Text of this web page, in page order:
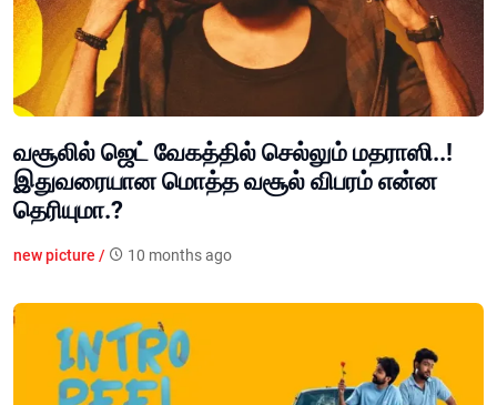
வசூலில் ஜெட் வேகத்தில் செல்லும் மதராஸி..!
இதுவரையான மொத்த வசூல் விபரம் என்ன
தெரியுமா.?
new picture / 10 months ago